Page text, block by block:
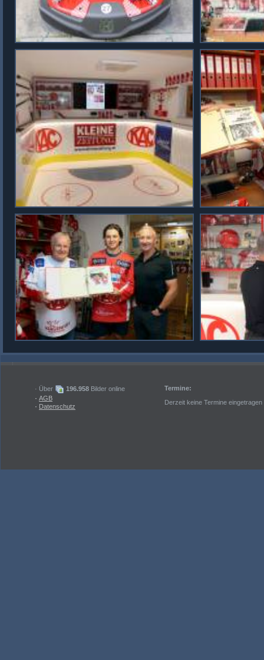
· Über 196.958 Bilder online
· AGB
· Datenschutz
Termine:
Derzeit keine Termine eingetragen